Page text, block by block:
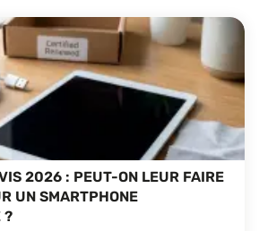
2026 : PEUT-ON LEUR FAIRE
UN SMARTPHONE
?